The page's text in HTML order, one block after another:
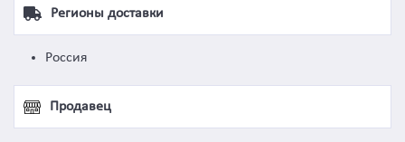
Регионы доставки
Россия
Продавец